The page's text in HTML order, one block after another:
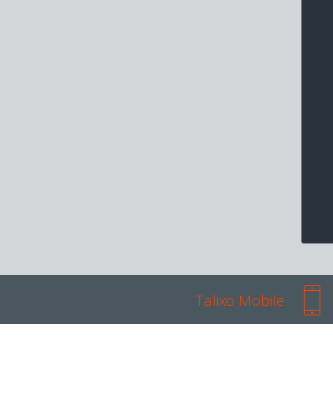
Talixo Mobile